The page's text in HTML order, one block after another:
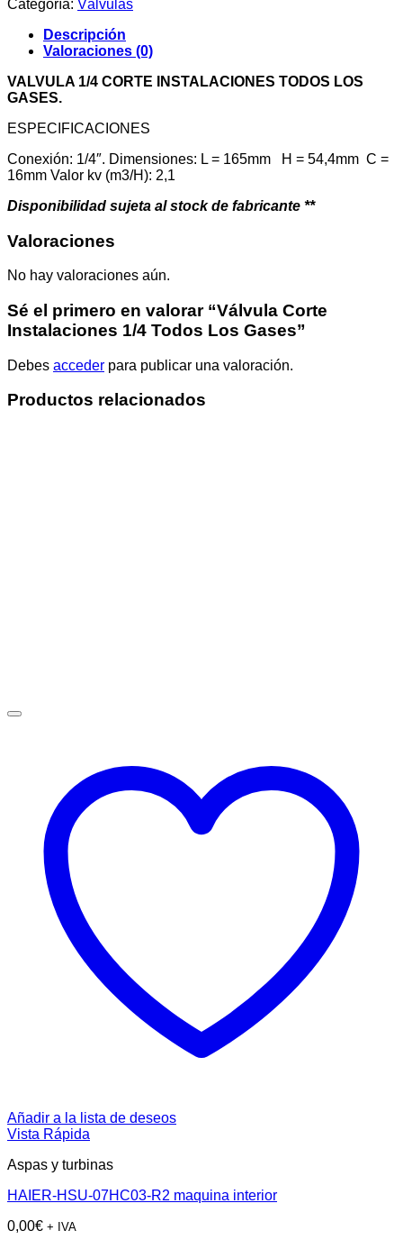
Categoría: Válvulas
Descripción
Valoraciones (0)
VALVULA 1/4 CORTE INSTALACIONES TODOS LOS
GASES.
ESPECIFICACIONES
Conexión: 1/4″. Dimensiones: L = 165mm H = 54,4mm C =
16mm Valor kv (m3/H): 2,1
Disponibilidad sujeta al stock de fabricante **
Valoraciones
No hay valoraciones aún.
Sé el primero en valorar “Válvula Corte
Instalaciones 1/4 Todos Los Gases”
Debes acceder para publicar una valoración.
Productos relacionados
Añadir a la lista de deseos
Vista Rápida
Aspas y turbinas
HAIER-HSU-07HC03-R2 maquina interior
0,00€ + IVA